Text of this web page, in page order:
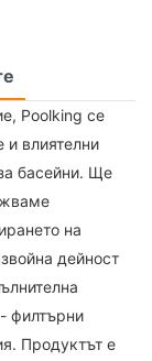
Poolking се
и влиятелни
басейни. Ще
на
дейност
филтърни
Продуктът е